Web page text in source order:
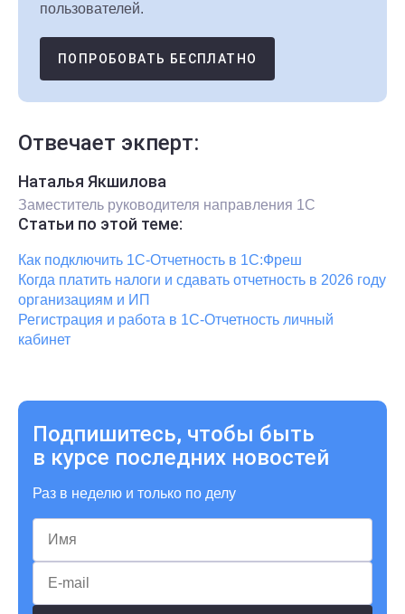
пользователей.
ПОПРОБОВАТЬ БЕСПЛАТНО
Отвечает экперт:
Наталья Якшилова
Заместитель руководителя направления 1С
Статьи по этой теме:
Как подключить 1С-Отчетность в 1С:Фреш
Когда платить налоги и сдавать отчетность в 2026 году
организациям и ИП
Регистрация и работа в 1С-Отчетность личный
кабинет
Подпишитесь, чтобы быть
в курсе последних новостей
Раз в неделю и только по делу